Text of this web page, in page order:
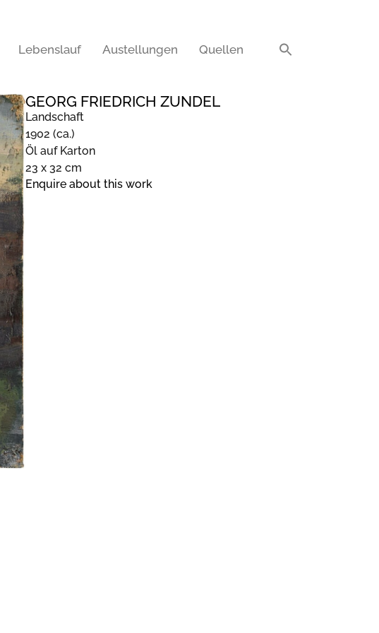
Lebenslauf Austellungen Quellen
GEORG FRIEDRICH ZUNDEL
Landschaft
1902 (ca.)
Öl auf Karton
23 x 32 cm
Enquire about this work